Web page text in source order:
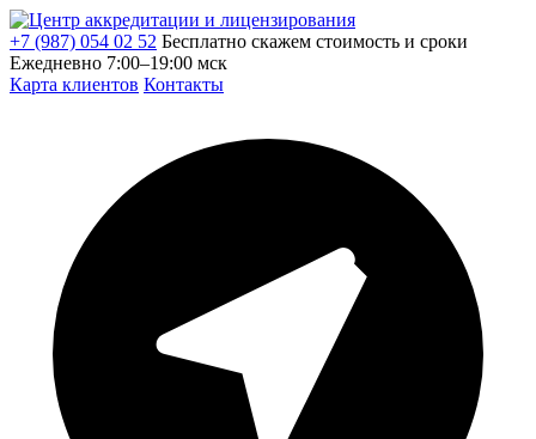
+7 (987) 054 02 52 Бесплатно скажем стоимость и сроки
Ежедневно 7:00–19:00 мск
Карта клиентов Контакты